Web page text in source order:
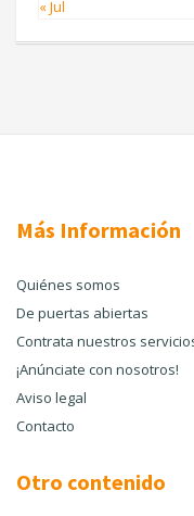
« Jul
Más Información
Quiénes somos
De puertas abiertas
Contrata nuestros
¡Anúnciate con nosotros!
Aviso legal
Contacto
Otro contenido